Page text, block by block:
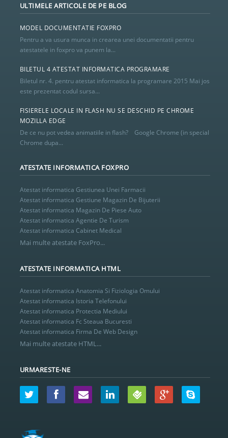
26 27
ULTIMELE ARTICOLE DE PE BLOG
MODEL DOCUMENTATIE FOXPRO
Pentru a va usura munca in crearea unei documentatii pentru
atestatele in foxpro va punem la...
BILETUL 4 ATESTAT INFORMATICA PROGRAMARE
Biletul nr. 4. pentru atestat informatica la programare 2015 Mai jos
este prezentat codul sursa...
FISIERELE LOCALE IN FLASH NU SE DESCHID PE CHROME
MOZILLA EDGE
De ce nu pot vedea animatiile in flash? Google Chrome (in special
Chrome dupa...
ATESTATE INFORMATICA FOXPRO
Atestat informatica Gestiunea Unei Farmacii
Atestat informatica Gestiune Magazin De Bijuterii
Atestat informatica Magazin De Piese Auto
Atestat informatica Agentie De Turism
Atestat informatica Cabinet Medical
Mai multe atestate FoxPro...
ATESTATE INFORMATICA HTML
Atestat informatica Anatomia Si Fiziologia Omului
Atestat informatica Istoria Telefonului
Atestat informatica Protectia Mediului
Atestat informatica Fc Steaua Bucuresti
Atestat informatica Firma De Web Design
Mai multe atestate HTML...
URMARESTE-NE